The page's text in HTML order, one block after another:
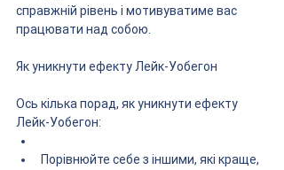
справжній рівень і мотивуватиме вас
працювати над собою.
Як уникнути ефекту Лейк-Уобегон
Ось кілька порад, як уникнути ефекту
Лейк-Уобегон:
Порівнюйте себе з іншими, які краще,